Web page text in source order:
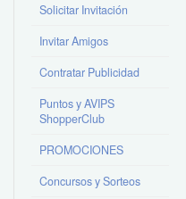
Solicitar Invitación
Invitar Amigos
Contratar Publicidad
Puntos y AVIPS
ShopperClub
PROMOCIONES
Concursos y Sorteos